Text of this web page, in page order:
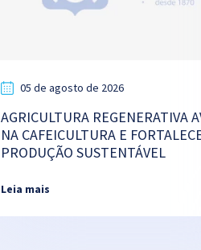
05 de agosto de 2026
AGRICULTURA REGENERATIVA
NA CAFEICULTURA E
PRODUÇÃO SUSTENTÁVEL
Leia mais